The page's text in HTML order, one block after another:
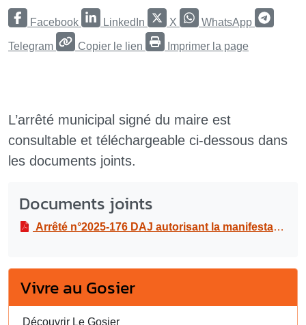
Facebook LinkedIn X WhatsApp
Telegram Copier le lien Imprimer la page
L’arrêté municipal signé du maire est
consultable et téléchargeable ci-dessous dans
les documents joints.
Documents joints
Arrêté n°2025-176 DAJ autorisant la manifestation sportive “marche nocturne” de l’association Yonnalôt attee, à Beaumanoir, le mercredi 28 mai 2025
Vivre au Gosier
Découvrir Le Gosier